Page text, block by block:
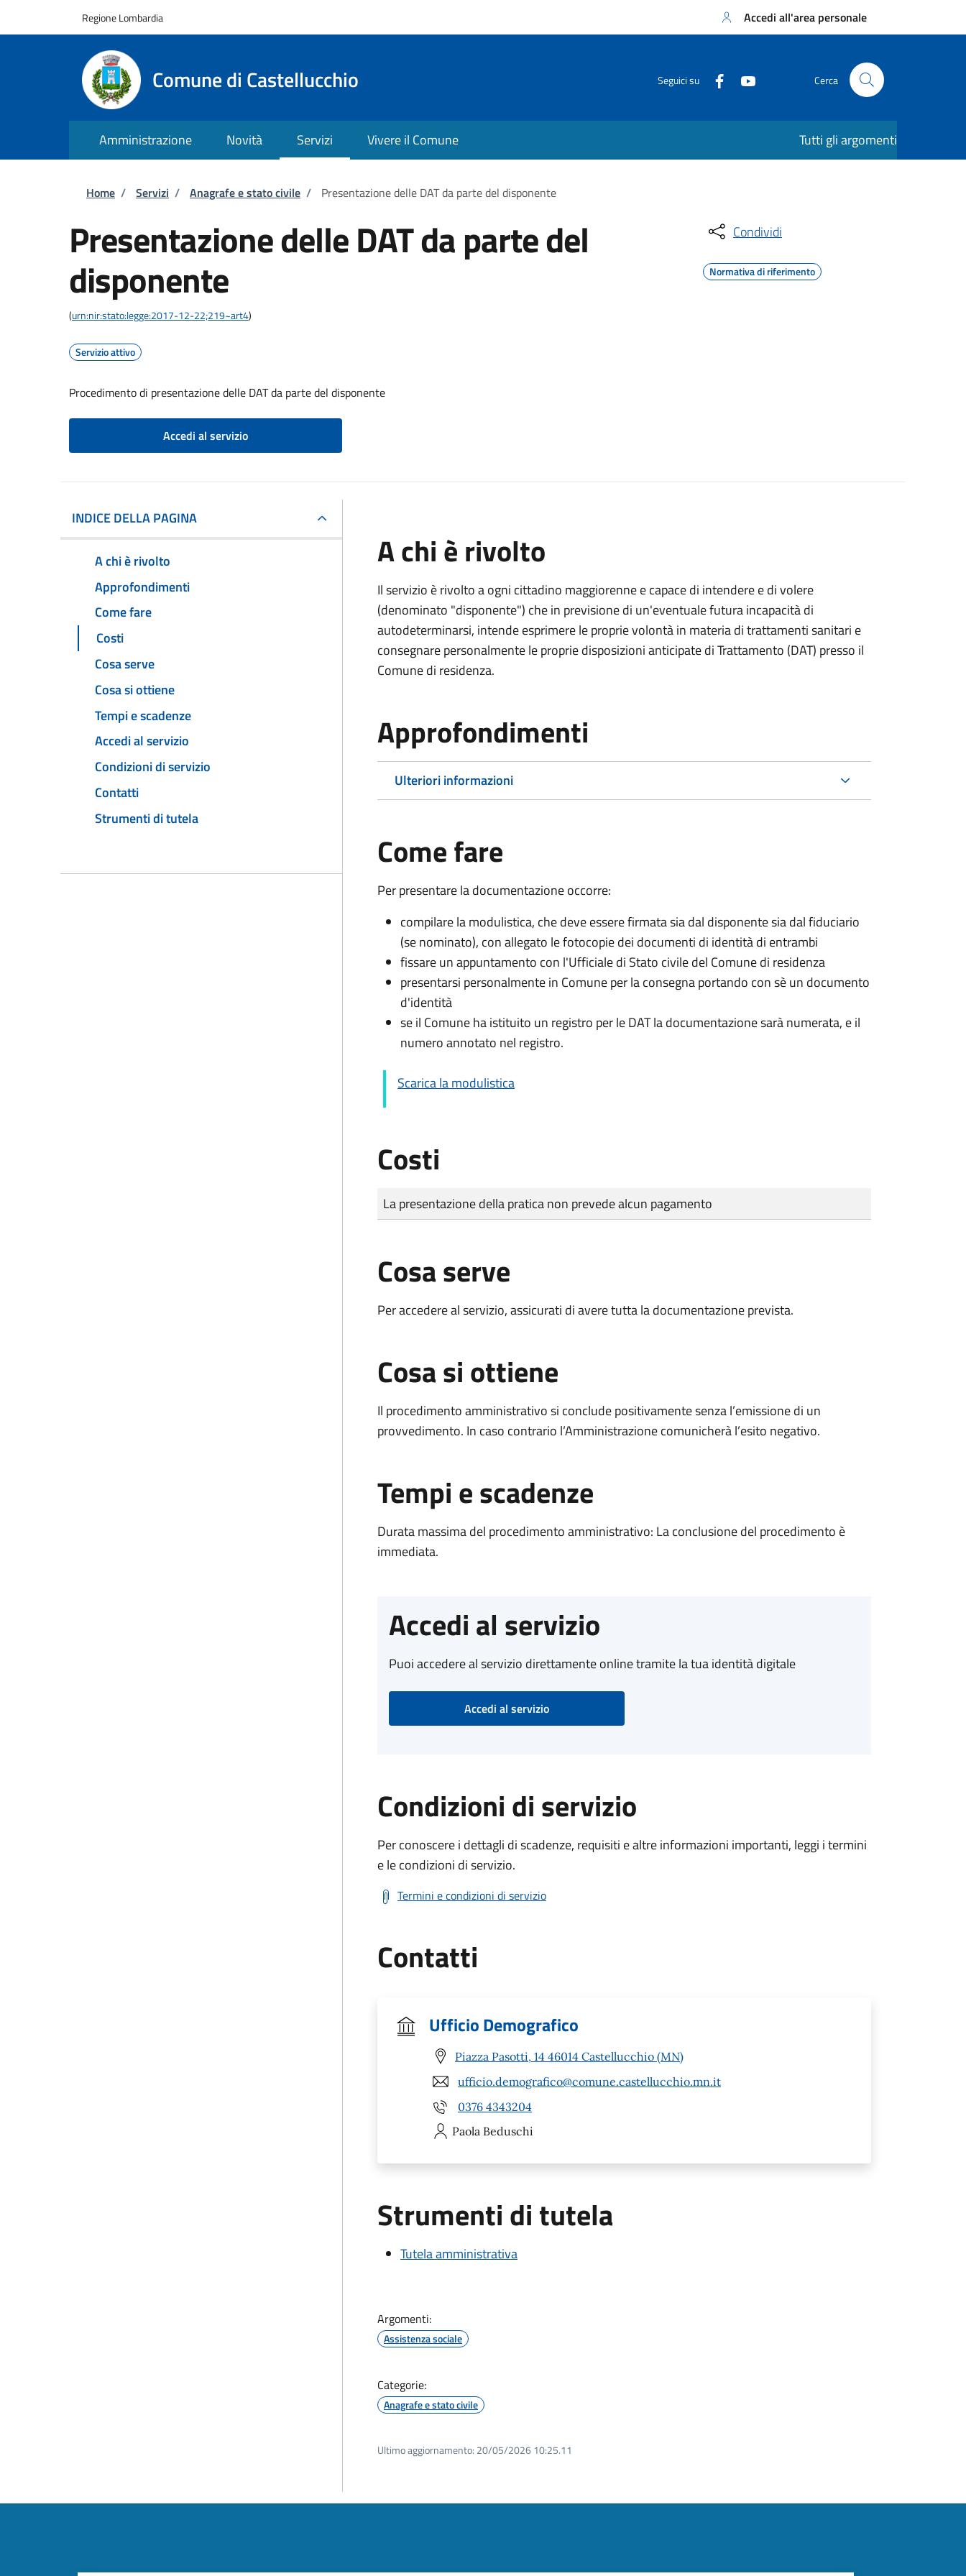
Regione Lombardia Accedi all'area personale
Comune di Castellucchio Seguici su Cerca
Amministrazione Novità Servizi Vivere il Comune Tutti gli argomenti
Briciole di pane
Home / Servizi / Anagrafe e stato civile / Presentazione delle DAT da parte del disponente
Presentazione delle DAT da parte del
disponente
(urn:nir:stato:legge:2017-12-22;219~art4)
Servizio attivo
Procedimento di presentazione delle DAT da parte del disponente
Accedi al servizio
Condividi
Normativa di riferimento
INDICE DELLA PAGINA
A chi è rivolto
Approfondimenti
Come fare
Costi
Cosa serve
Cosa si ottiene
Tempi e scadenze
Accedi al servizio
Condizioni di servizio
Contatti
Strumenti di tutela
A chi è rivolto
Il servizio è rivolto a ogni cittadino maggiorenne e capace di intendere e di volere
(denominato "disponente") che in previsione di un'eventuale futura incapacità di
autodeterminarsi, intende esprimere le proprie volontà in materia di trattamenti sanitari e
consegnare personalmente le proprie disposizioni anticipate di Trattamento (DAT) presso il
Comune di residenza.
Approfondimenti
Ulteriori informazioni
Come fare
Per presentare la documentazione occorre:
compilare la modulistica, che deve essere firmata sia dal disponente sia dal fiduciario
(se nominato), con allegato le fotocopie dei documenti di identità di entrambi
fissare un appuntamento con l'Ufficiale di Stato civile del Comune di residenza
presentarsi personalmente in Comune per la consegna portando con sè un documento
d'identità
se il Comune ha istituito un registro per le DAT la documentazione sarà numerata, e il
numero annotato nel registro.
Scarica la modulistica
Costi
Tipo di pagamento
Importo
La presentazione della pratica non prevede alcun pagamento
Cosa serve
Per accedere al servizio, assicurati di avere tutta la documentazione prevista.
Cosa si ottiene
Il procedimento amministrativo si conclude positivamente senza l’emissione di un
provvedimento. In caso contrario l’Amministrazione comunicherà l’esito negativo.
Tempi e scadenze
Durata massima del procedimento amministrativo: La conclusione del procedimento è
immediata.
Accedi al servizio
Puoi accedere al servizio direttamente online tramite la tua identità digitale
Accedi al servizio
Condizioni di servizio
Per conoscere i dettagli di scadenze, requisiti e altre informazioni importanti, leggi i termini
e le condizioni di servizio.
Termini e condizioni di servizio
Contatti
Ufficio Demografico
Piazza Pasotti, 14 46014 Castellucchio (MN)
ufficio.demografico@comune.castellucchio.mn.it
0376 4343204
Paola Beduschi
Strumenti di tutela
Tutela amministrativa
Argomenti:
Assistenza sociale
Categorie:
Anagrafe e stato civile
Ultimo aggiornamento: 20/05/2026 10:25.11